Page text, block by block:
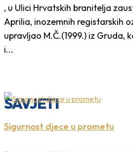
, u Ulici Hrvatskih branitelja
Aprilia, inozemnih registarskih
upravljao M.Č.(1999.) iz Gruda,
i...
SAVJETI
Sigurnost djece u prometu